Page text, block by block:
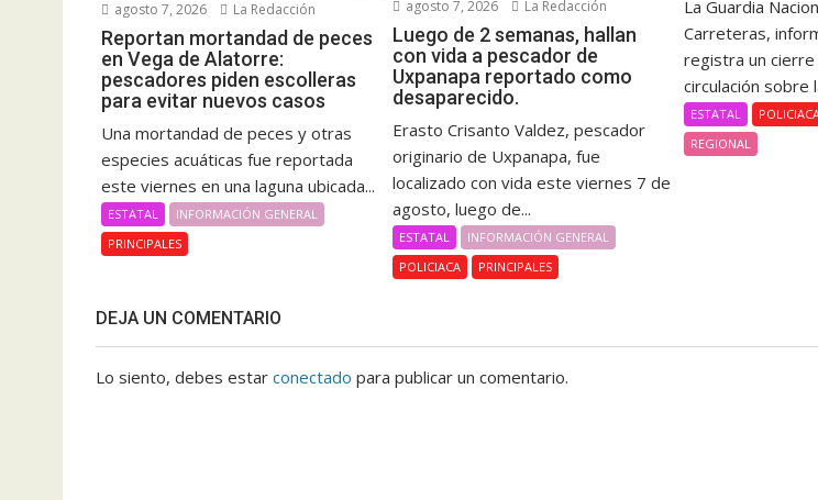
agosto 7, 2026 La Redacción
Reportan mortandad de peces
en Vega de Alatorre:
pescadores piden escolleras
para evitar nuevos casos
Una mortandad de peces y otras
especies acuáticas fue reportada
este viernes en una laguna ubicada...
ESTATAL
INFORMACIÓN GENERAL
PRINCIPALES
agosto 7, 2026 La Redacción
Luego de 2 semanas, hallan
con vida a pescador de
Uxpanapa reportado como
desaparecido.
Erasto Crisanto Valdez, pescador
originario de Uxpanapa, fue
localizado con vida este viernes 7 de
agosto, luego de...
ESTATAL
INFORMACIÓN GENERAL
POLICIACA
PRINCIPALES
La Guardia
Carreteras,
registra un cierre
circulación sobre
ESTATAL
REGIONAL
DEJA UN COMENTARIO
Lo siento, debes estar conectado para publicar un comentario.